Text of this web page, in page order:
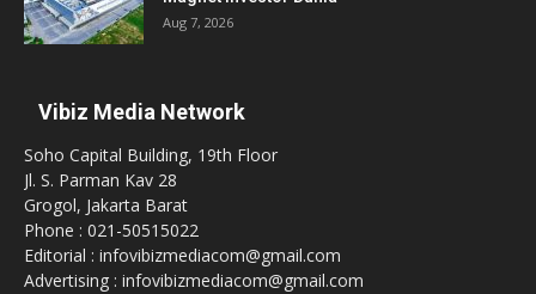
Aug 7, 2026
Vibiz Media Network
Soho Capital Building, 19th Floor
Jl. S. Parman Kav 28
Grogol, Jakarta Barat
Phone : 021-50515022
Editorial : infovibizmediacom@gmail.com
Advertising : infovibizmediacom@gmail.com